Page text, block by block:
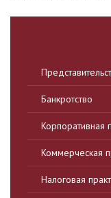
Банкротство
Корпоративная
Коммерческая
Налоговая